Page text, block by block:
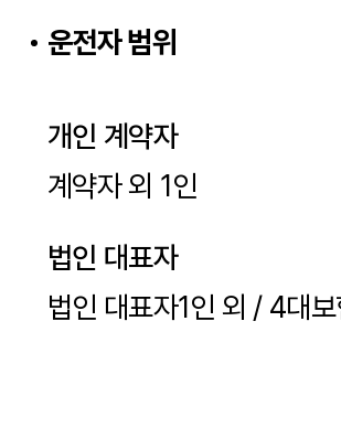
운전자 범위
개인 계약자
계약자 외 1인
법인 대표자
법인 대표자1인 외 / 4대